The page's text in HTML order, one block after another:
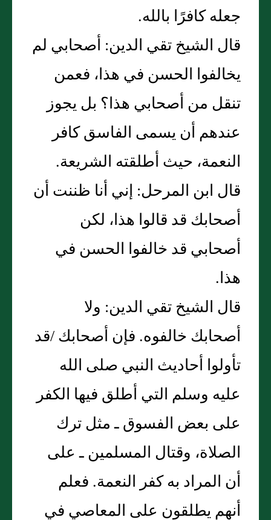
جعله كافرًا بالله‏.‏
قال الشيخ تقي الدين‏:‏ أصحابي لم
يخالفوا الحسن في هذا، فعمن
تنقل من أصحابي هذا‏؟‏ بل يجوز
عندهم أن يسمى الفاسق كافر
النعمة، حيث أطلقته الشريعة‏.‏
قال ابن المرحل‏:‏ إني أنا ظننت أن
أصحابك قد قالوا هذا، لكن
أصحابي قد خالفوا الحسن في
هذا‏.‏
قال الشيخ تقي الدين‏:‏ ولا
أصحابك خالفوه‏.‏ فإن أصحابك /قد
تأولوا أحاديث النبي صلى الله
عليه وسلم التي أطلق فيها الكفر
على بعض الفسوق ـ مثل ترك
الصلاة، وقتال المسلمين ـ على
أن المراد به كفر النعمة‏.‏ فعلم
أنهم يطلقون على المعاصي في